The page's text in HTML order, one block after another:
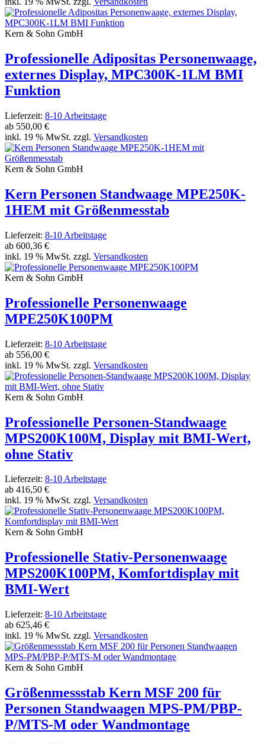
Kern & Sohn GmbH
Professionelle Adipositas Personenwaage,
externes Display, MPC300K-1LM BMI
Funktion
Lieferzeit: 8-10 Arbeitstage
ab 550,00 €
inkl. 19 % MwSt. zzgl. Versandkosten
Kern & Sohn GmbH
Kern Personen Standwaage MPE250K-
1HEM mit Größenmesstab
Lieferzeit: 8-10 Arbeitstage
ab 600,36 €
inkl. 19 % MwSt. zzgl. Versandkosten
Kern & Sohn GmbH
Professionelle Personenwaage
MPE250K100PM
Lieferzeit: 8-10 Arbeitstage
ab 556,00 €
inkl. 19 % MwSt. zzgl. Versandkosten
Kern & Sohn GmbH
Professionelle Personen-Standwaage
MPS200K100M, Display mit BMI-Wert,
ohne Stativ
Lieferzeit: 8-10 Arbeitstage
ab 416,50 €
inkl. 19 % MwSt. zzgl. Versandkosten
Kern & Sohn GmbH
Professionelle Stativ-Personenwaage
MPS200K100PM, Komfortdisplay mit
BMI-Wert
Lieferzeit: 8-10 Arbeitstage
ab 625,46 €
inkl. 19 % MwSt. zzgl. Versandkosten
Kern & Sohn GmbH
Größenmessstab Kern MSF 200 für
Personen Standwaagen MPS-PM/PBP-
P/MTS-M oder Wandmontage